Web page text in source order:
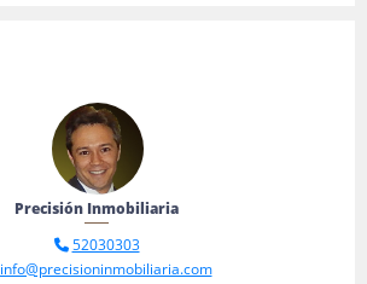
Precisión Inmobiliaria
52030303
info@precisioninmobiliaria.com